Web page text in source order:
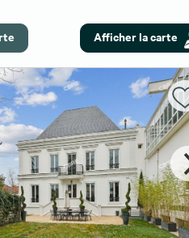
Afficher la carte